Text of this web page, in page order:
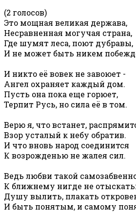
(2 голосов)
Это мощная великая держава,
Несравненная могучая страна,
Где шумят леса, поют дубравы,
И не может быть никем
И никто её вовек не завоюет -
Ангел охраняет каждый дом.
Пусть она пока еще горюет,
Терпит Русь, но сила её в том.
Верю я, что встанет,
Взор усталый к небу обратив.
И что вновь народ соединится
К возрожденью не жалея сил.
Ведь любви такой
К ближнему нигде не отыскать:
Душу вылить, плакать
И быть понятым, и самому